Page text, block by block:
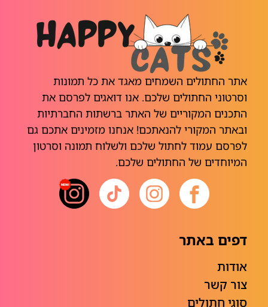
אתר החתולים השמחים מאגד את כל תמונות
וסרטוני החתולים שלכם. אנו דואגים לפרסם את
התכנים המקוריים של האתר ברשתות החברתיות
ובאתר המקורי להנאתכם! אנחנו מזמינים אתכם גם
לפרסם עמוד לחתול שלכם ולשלוח תמונה וסרטון
המיוחדים של החתולים שלכם.
דפים באתר
אודות
צור קשר
סוגי חתולים